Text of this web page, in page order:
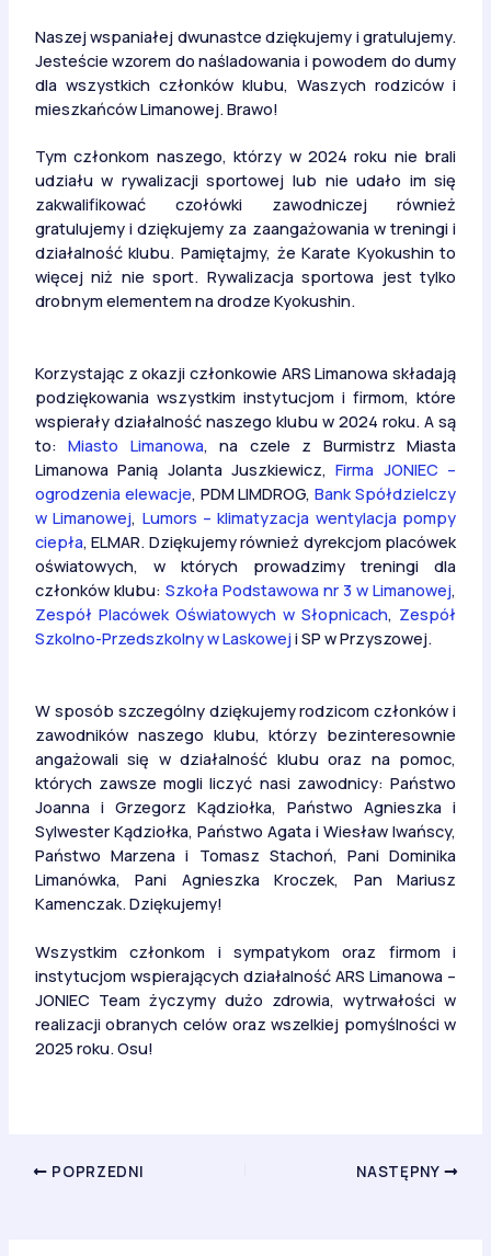
Naszej wspaniałej dwunastce dziękujemy i gratulujemy.
Jesteście wzorem do naśladowania i powodem do dumy
dla wszystkich członków klubu, Waszych rodziców i
mieszkańców Limanowej. Brawo!
Tym członkom naszego, którzy w 2024 roku nie brali
udziału w rywalizacji sportowej lub nie udało im się
zakwalifikować czołówki zawodniczej również
gratulujemy i dziękujemy za zaangażowania w treningi i
działalność klubu. Pamiętajmy, że Karate Kyokushin to
więcej niż nie sport. Rywalizacja sportowa jest tylko
drobnym elementem na drodze Kyokushin.
Korzystając z okazji członkowie ARS Limanowa składają
podziękowania wszystkim instytucjom i firmom, które
wspierały działalność naszego klubu w 2024 roku. A są
to:Miasto Limanowa, na czele z Burmistrz Miasta
Limanowa Panią Jolanta Juszkiewicz,Firma JONIEC –
ogrodzenia elewacje, PDM LIMDROG,Bank Spółdzielczy
w Limanowej, Lumors – klimatyzacja wentylacja pompy
ciepła, ELMAR. Dziękujemy również dyrekcjom placówek
oświatowych, w których prowadzimy treningi dla
członków klubu: Szkoła Podstawowa nr 3 w Limanowej,
Zespół Placówek Oświatowych w Słopnicach, Zespół
Szkolno-Przedszkolny w Laskowej i SP w Przyszowej.
W sposób szczególny dziękujemy rodzicom członków i
zawodników naszego klubu, którzy bezinteresownie
angażowali się w działalność klubu oraz na pomoc,
których zawsze mogli liczyć nasi zawodnicy: Państwo
Joanna i Grzegorz Kądziołka, Państwo Agnieszka i
Sylwester Kądziołka, Państwo Agata i Wiesław Iwańscy,
Państwo Marzena i Tomasz Stachoń, Pani Dominika
Limanówka, Pani Agnieszka Kroczek, Pan Mariusz
Kamenczak. Dziękujemy!
Wszystkim członkom i sympatykom oraz firmom i
instytucjom wspierających działalność ARS Limanowa –
JONIEC Team życzymy dużo zdrowia, wytrwałości w
realizacji obranych celów oraz wszelkiej pomyślności w
2025 roku. Osu!
POPRZEDNI NASTĘPNY